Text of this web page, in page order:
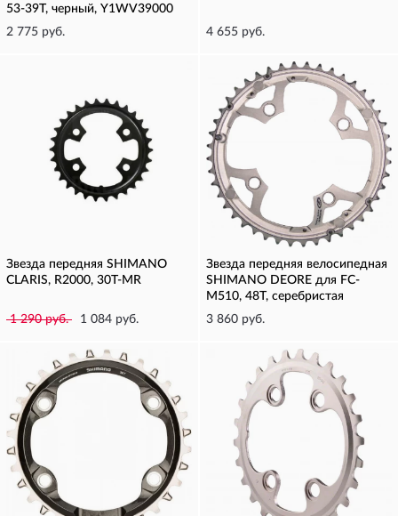
53-39T, черный, Y1WV39000
2 775 руб.
4 655 руб.
Звезда передняя SHIMANO
CLARIS, R2000, 30T-MR
1 290 руб. 1 084 руб.
Звезда передняя велосипедная
SHIMANO DEORE для FC-
M510, 48T, серебристая
3 860 руб.